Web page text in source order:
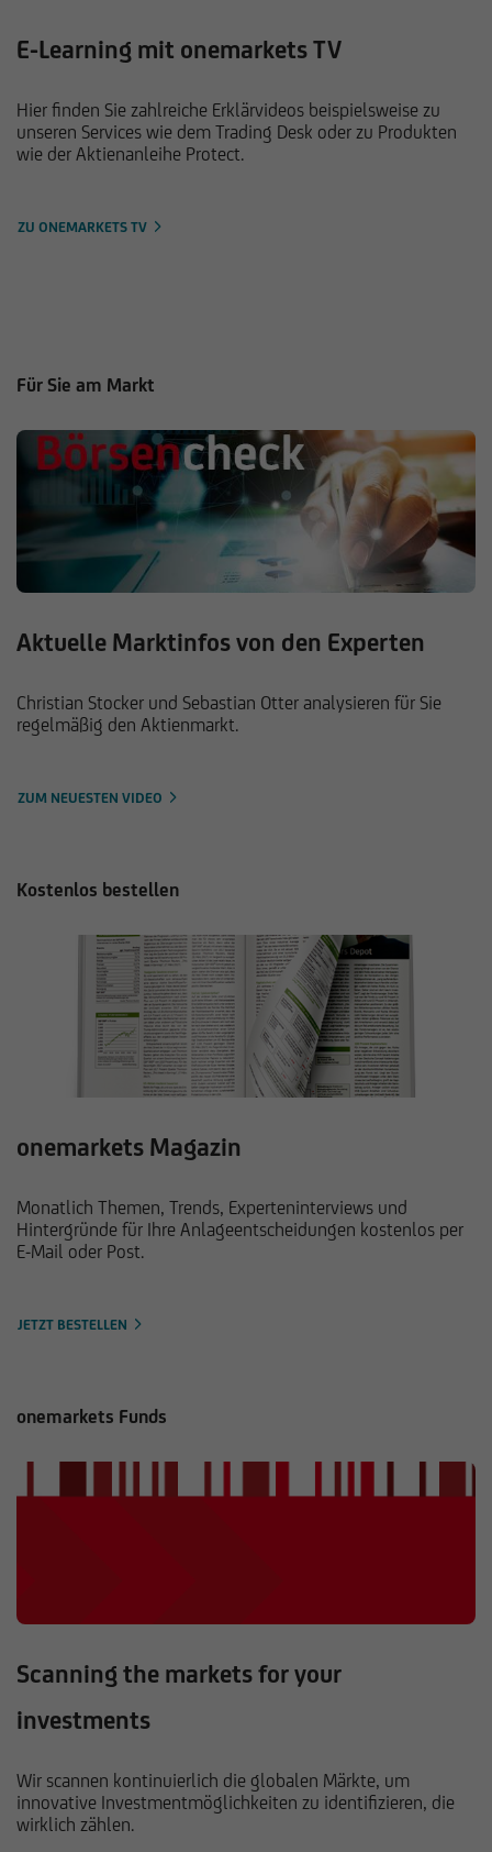
E-Learning mit onemarkets TV
Hier finden Sie zahlreiche Erklärvideos beispielsweise zu
unseren Services wie dem Trading Desk oder zu Produkten
wie der Aktienanleihe Protect.
ZU ONEMARKETS TV
Für Sie am Markt
Aktuelle Marktinfos von den Experten
Christian Stocker und Sebastian Otter analysieren für Sie
regelmäßig den Aktienmarkt.
ZUM NEUESTEN VIDEO
Kostenlos bestellen
onemarkets Magazin
Monatlich Themen, Trends, Experteninterviews und
Hintergründe für Ihre Anlageentscheidungen kostenlos per
E-Mail oder Post.
JETZT BESTELLEN
onemarkets Funds
Scanning the markets for your
investments
Wir scannen kontinuierlich die globalen Märkte, um
innovative Investmentmöglichkeiten zu identifizieren, die
wirklich zählen.